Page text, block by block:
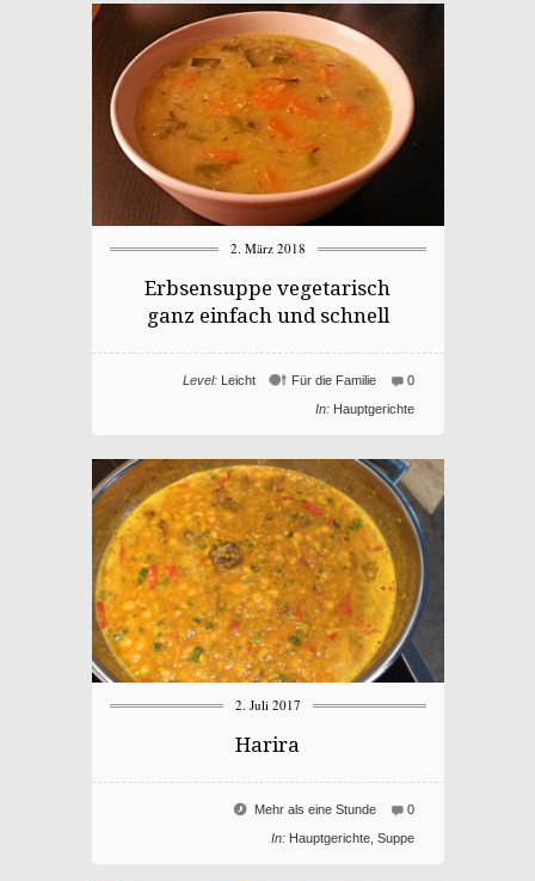
2. März 2018
Erbsensuppe vegetarisch
ganz einfach und schnell
0
Für die Familie
Level: Leicht
In: Hauptgerichte
2. Juli 2017
Harira
0
Mehr als eine Stunde
In: Hauptgerichte, Suppe